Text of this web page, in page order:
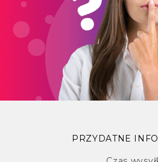
PRZYDATNE